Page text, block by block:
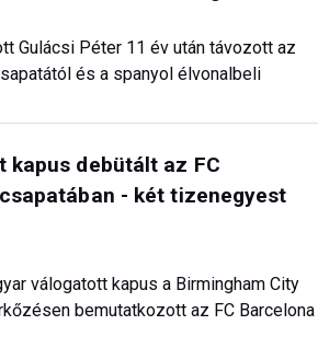
Gulácsi Péter 11 év után távozott az
és a spanyol élvonalbeli
kapus debütált az FC
- két tizenegyest
válogatott kapus a Birmingham City
bemutatkozott az FC Barcelona